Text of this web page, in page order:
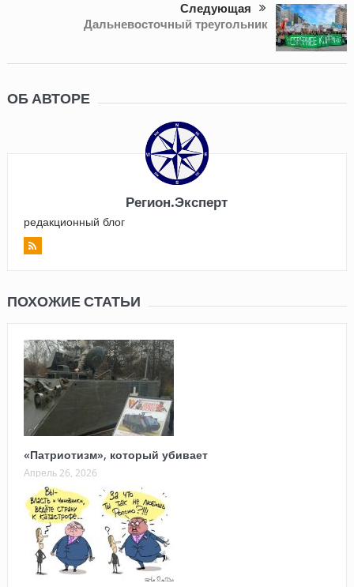
Следующая
Дальневосточный треугольник
ОБ АВТОРЕ
Регион.Эксперт
редакционный блог
ПОХОЖИЕ СТАТЬИ
«Патриотизм», который убивает
Апрель 26, 2026